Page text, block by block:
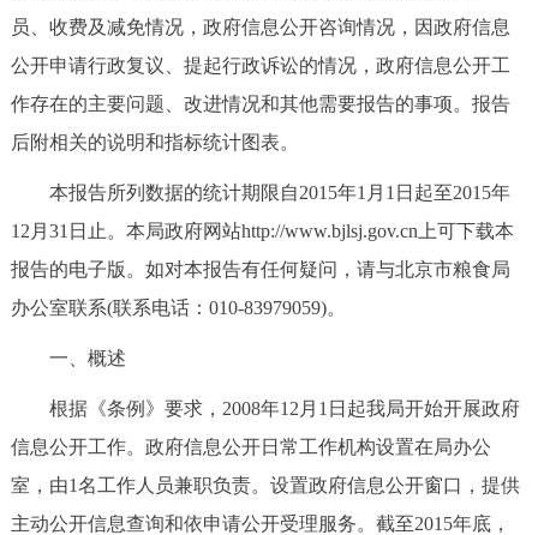
政务服务
便民服务 利企服务
中介服务 阳光政务
12345网上接诉即办
参与调查 在线访谈 图说互动
走进北京
员、收费及减免情况，政府信息公开咨询情况，因政府信息
公开申请行政复议、提起行政诉讼的情况，政府信息公开工
作存在的主要问题、改进情况和其他需要报告的事项。报告
后附相关的说明和指标统计图表。
本报告所列数据的统计期限自2015年1月1日起至2015年
12月31日止。本局政府网站http://www.bjlsj.gov.cn上可下载本
报告的电子版。如对本报告有任何疑问，请与北京市粮食局
办公室联系(联系电话：010-83979059)。
一、概述
根据《条例》要求，2008年12月1日起我局开始开展政府
信息公开工作。政府信息公开日常工作机构设置在局办公
室，由1名工作人员兼职负责。设置政府信息公开窗口，提供
主动公开信息查询和依申请公开受理服务。截至2015年底，